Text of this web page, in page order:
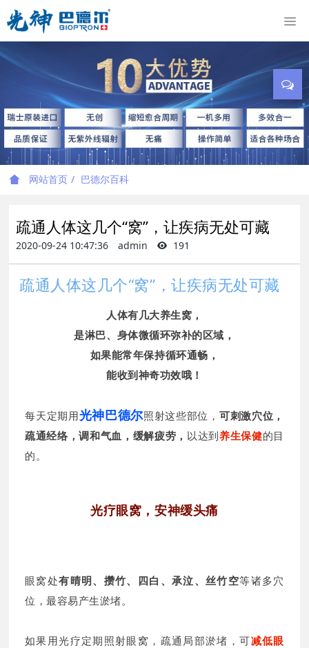
网站首页 巴德尔百科
疏通人体这几个“窝”，让疾病无处可藏
2020-09-24 10:47:36 admin 191
疏通人体这几个“窝”，让疾病无处可藏
人体有几大养生窝，
是淋巴、身体微循环弥补的区域，
如果能常年保持循环通畅，
能收到神奇功效哦！
每天定期用光神巴德尔照射这些部位， 可刺激穴位，
疏通经络，调和气血，缓解疲劳， 以达到养生保健的目
的。
光疗眼窝，安神缓头痛
眼窝处有晴明、攒竹、四白、承泣、丝竹空等诸多穴
位，最容易产生淤堵。
如果用光疗定期照射眼窝，疏通局部淤堵，可减低眼